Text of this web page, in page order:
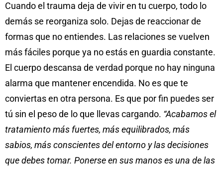
Cuando el trauma deja de vivir en tu cuerpo, todo lo
demás se reorganiza solo. Dejas de reaccionar de
formas que no entiendes. Las relaciones se vuelven
más fáciles porque ya no estás en guardia constante.
El cuerpo descansa de verdad porque no hay ninguna
alarma que mantener encendida. No es que te
conviertas en otra persona. Es que por fin puedes ser
tú sin el peso de lo que llevas cargando. “Acabamos el
tratamiento más fuertes, más equilibrados, más
sabios, más conscientes del entorno y las decisiones
que debes tomar. Ponerse en sus manos es una de las